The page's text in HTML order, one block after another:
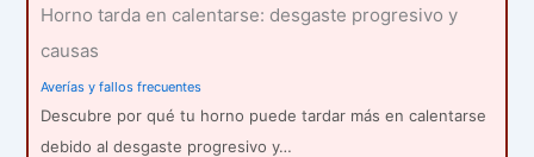
Horno tarda en calentarse: desgaste progresivo y
causas
Averías y fallos frecuentes
Descubre por qué tu horno puede tardar más en calentarse
debido al desgaste progresivo y…